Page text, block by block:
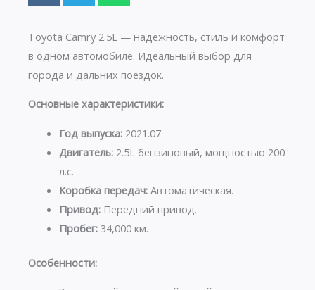
Toyota Camry 2.5L — надежность, стиль и комфорт
в одном автомобиле. Идеальный выбор для
города и дальних поездок.
Основные характеристики:
Год выпуска:2021.07
Двигатель:2.5L бензиновый, мощностью 200
л.с.
Коробка передач:Автоматическая.
Привод:Передний привод.
Пробег:34,000 км.
Особенности: